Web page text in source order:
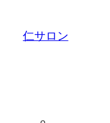
仁サロン